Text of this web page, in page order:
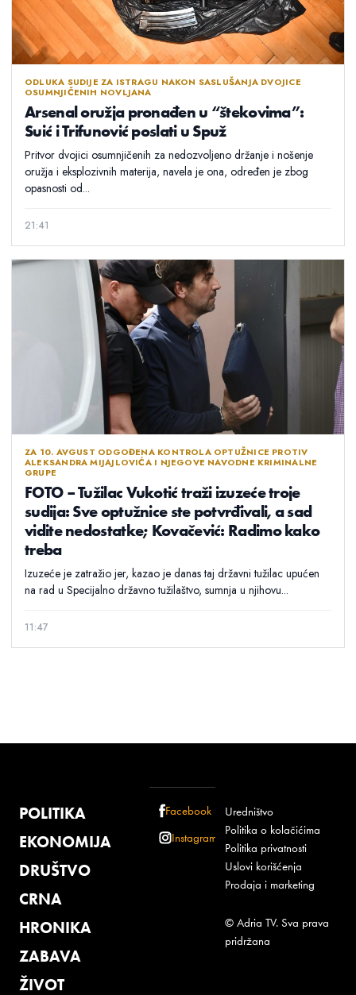
ODLUKA SUDIJE ZA ISTRAGU NAKON SASLUŠANJA DVOJICE
OSUMNJIČENIH NOVLJANA
Arsenal oružja pronađen u “štekovima”:
Suić i Trifunović poslati u Spuž
Pritvor dvojici osumnjičenih za nedozvoljeno držanje i nošenje
oružja i eksplozivnih materija, navela je ona, određen je zbog
opasnosti od...
21:41
ZA 10. AVGUST ODGOĐENA KONTROLA OPTUŽNICE PROTIV
ALEKSANDRA MIJAJLOVIĆA I NJEGOVE NAVODNE KRIMINALNE
GRUPE
FOTO – Tužilac Vukotić traži izuzeće troje
sudija: Sve optužnice ste potvrđivali, a sad
vidite nedostatke; Kovačević: Radimo kako
treba
Izuzeće je zatražio jer, kazao je danas taj državni tužilac upućen
na rad u Specijalno državno tužilaštvo, sumnja u njihovu...
11:47
POLITIKA
EKONOMIJA
DRUŠTVO
CRNA
HRONIKA
ZABAVA
ŽIVOT
Facebook
Instagram
Uredništvo
Politika o kolačićima
Politika privatnosti
Uslovi korišćenja
Prodaja i marketing
© Adria TV. Sva prava
pridržana